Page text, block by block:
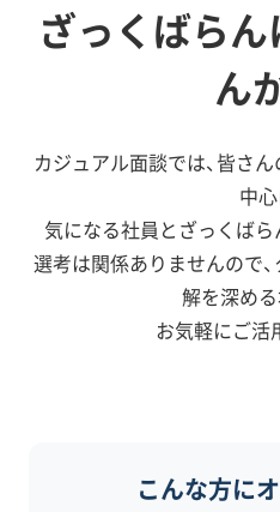
ざっくばら
ん
カジュアル面談では、皆さ
中
気になる社員とざっくばら
選考は関係ありませんので
解を深め
お気軽にご活
こんな方に